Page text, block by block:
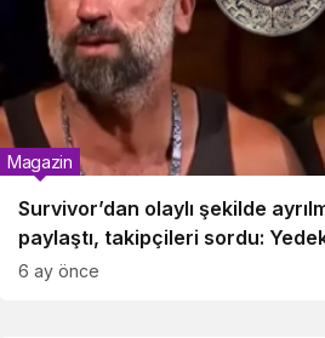
Survivor’dan olaylı şekilde
paylaştı, takipçileri sordu:
Magazin
6 ay önce